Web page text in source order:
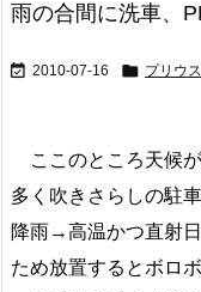
雨の合間に洗車、
 2010-07-16  プリウス
ここのところ天候
多く吹きさらしの駐
降雨→高温かつ直射
ため放置するとボロ